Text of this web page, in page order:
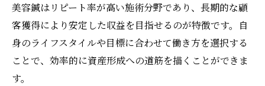
際
美容鍼が安定収入と働き方の両立を実現
効果やリスクの視点で見る美容鍼の収益性
美容鍼の効果が収益性に直結する理由
美容鍼はリピート率が高い施術分野であり、長期的な顧
客獲得により安定した収益を目指せるのが特徴です。自
身のライフスタイルや目標に合わせて働き方を選択する
ことで、効率的に資産形成への道筋を描くことができま
す。